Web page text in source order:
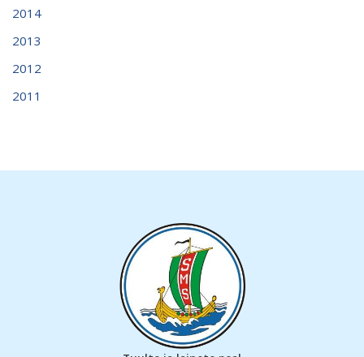
2014
2013
2012
2011